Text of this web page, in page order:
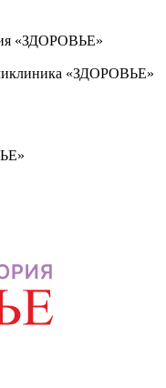
«ЗДОРОВЬЕ»
«ЗДОРОВЬЕ»